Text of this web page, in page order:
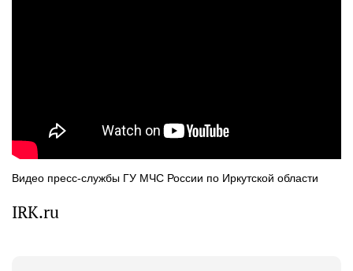
Видео пресс-службы ГУ МЧС России по Иркутской области
IRK.ru